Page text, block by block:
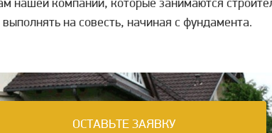
нашей компании, которые занимаются
на совесть, начиная с фундамента.
ОСТАВЬТЕ ЗАЯВКУ